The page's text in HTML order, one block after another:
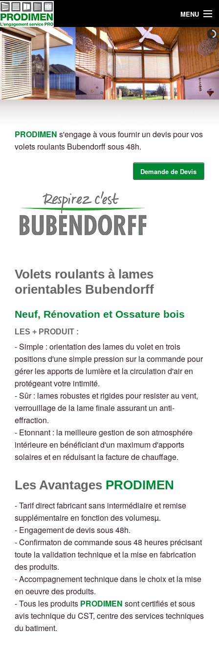
MENU
ACCUEIL
ENTREPRISE DE NÉGOCE
VOLETS ROULANTS
PORTES DE GARAGE
STORES
PRODIMEN s'engage à vous fournir un devis pour vos
volets roulants Bubendorff sous 48h.
Demande de Devis
Volets roulants à lames
orientables Bubendorff
Neuf, Rénovation et Ossature bois
LES + PRODUIT :
- Simple : orientation des lames du volet en trois
positions d'une simple pression sur la commande pour
gérer les apports de lumière et la circulation d'air en
protégeant votre intimité.
- Sûr : lames robustes et rigides pour resister au vent,
verrouillage de la lame finale assurant un anti-
effraction.
- Etonnant : la meilleure gestion de son atmosphére
intérieure en bénéficiant d'un maximum d'apports
solaires et en réduisant la facture de chauffage.
Les Avantages PRODIMEN
- Tarif direct fabricant sans intermédiaire et remise
supplémentaire en fonction des volumesµ.
- Engagement de devis sous 48h.
- Confirmaton de commande sous 48 heures précisant
toute la validation technique et la mise en fabrication
des produits.
- Accompagnement technique dans le choix et la mise
en oeuvre des produits.
- Tous les produits PRODIMEN sont certifiés et sous
avis technique du CST, centre des services techniques
du batiment.